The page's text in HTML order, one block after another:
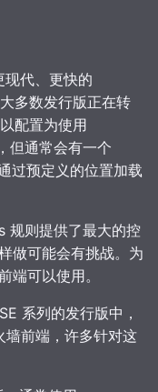
现代、更快的
多数发行版正在转
配置为使用
但通常会有一个
过预定义的位置加载
则提供了最大的控
做可能会有挑战。为
端可以使用。
系列的发行版中，
墙前端，许多针对这